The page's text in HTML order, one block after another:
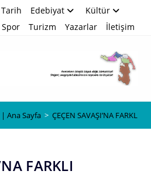
Tarih Edebiyat
Kültür
Spor Turizm Yazarlar İletişim
Ana Sayfa > ÇEÇEN SAVAŞI’NA FARKLI
FARKLI